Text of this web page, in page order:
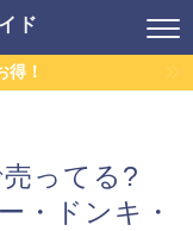
ド
得！
ってる?
・ドンキ・